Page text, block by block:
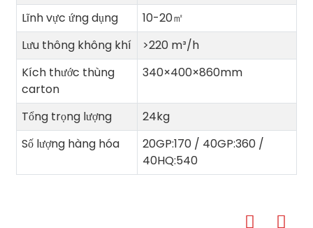
Lĩnh vực ứng dụng
10-20㎡
Lưu thông không khí
>220 m³/h
Kích thước thùng
carton
340×400×860mm
Tổng trọng lượng
24kg
Số lượng hàng hóa
20GP:170 / 40GP:360 /
40HQ:540